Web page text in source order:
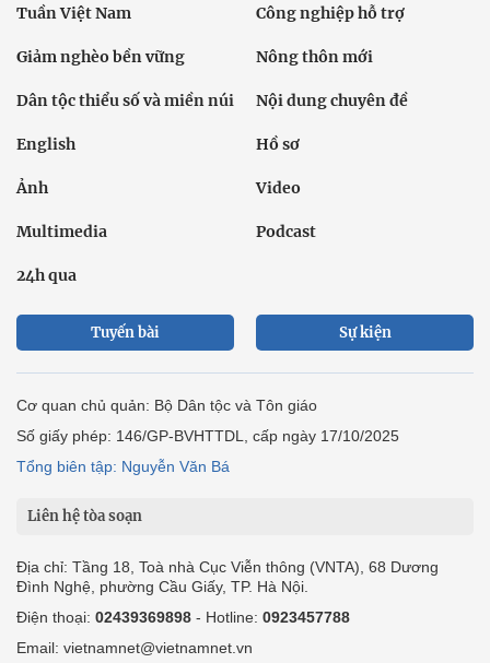
Tuần Việt Nam Công nghiệp hỗ trợ
Giảm nghèo bền vững Nông thôn mới
Dân tộc thiểu số và miền núi Nội dung chuyên đề
English Hồ sơ
Ảnh Video
Multimedia Podcast
24h qua
Tuyến bài Sự kiện
Cơ quan chủ quản: Bộ Dân tộc và Tôn giáo
Số giấy phép: 146/GP-BVHTTDL, cấp ngày 17/10/2025
Tổng biên tập: Nguyễn Văn Bá
Liên hệ tòa soạn
Địa chỉ: Tầng 18, Toà nhà Cục Viễn thông (VNTA), 68 Dương
Đình Nghệ, phường Cầu Giấy, TP. Hà Nội.
Điện thoại: 02439369898 - Hotline: 0923457788
Email: vietnamnet@vietnamnet.vn